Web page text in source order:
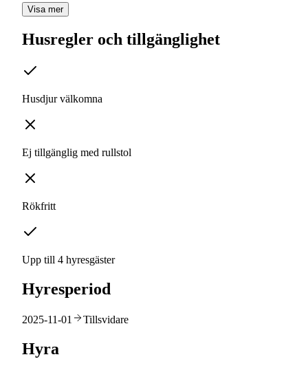
Visa mer
Husregler och tillgänglighet
Husdjur välkomna
Ej tillgänglig med rullstol
Rökfritt
Upp till 4 hyresgäster
Hyresperiod
2025-11-01 Tillsvidare
Hyra